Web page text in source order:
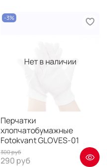
Нет в наличии
-3%
Перчатки
хлопчатобумажные
Fotokvant GLOVES-01
300 руб
290 руб